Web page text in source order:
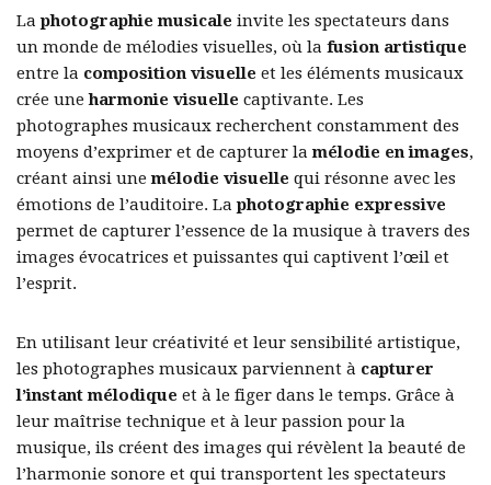
La photographie musicale invite les spectateurs dans
un monde de mélodies visuelles, où la fusion artistique
entre la composition visuelle et les éléments musicaux
crée uneharmonie visuelle captivante. Les
photographes musicaux recherchent constamment des
moyens d’exprimer et de capturer lamélodie en images,
créant ainsi unemélodie visuelle qui résonne avec les
émotions de l’auditoire. La photographie expressive
permet de capturer l’essence de la musique à travers des
images évocatrices et puissantes qui captivent l’œil et
l’esprit.
En utilisant leur créativité et leur sensibilité artistique,
les photographes musicaux parviennent à capturer
l’instant mélodique et à le figer dans le temps. Grâce à
leur maîtrise technique et à leur passion pour la
musique, ils créent des images qui révèlent la beauté de
l’harmonie sonore et qui transportent les spectateurs